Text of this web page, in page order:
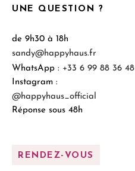
UNE QUESTION ?
de 9h30 à 18h
sandy@happyhaus.fr
WhatsApp : +33 6 99 88 36 48
Instagram :
@happyhaus_official
Réponse sous 48h
RENDEZ-VOUS